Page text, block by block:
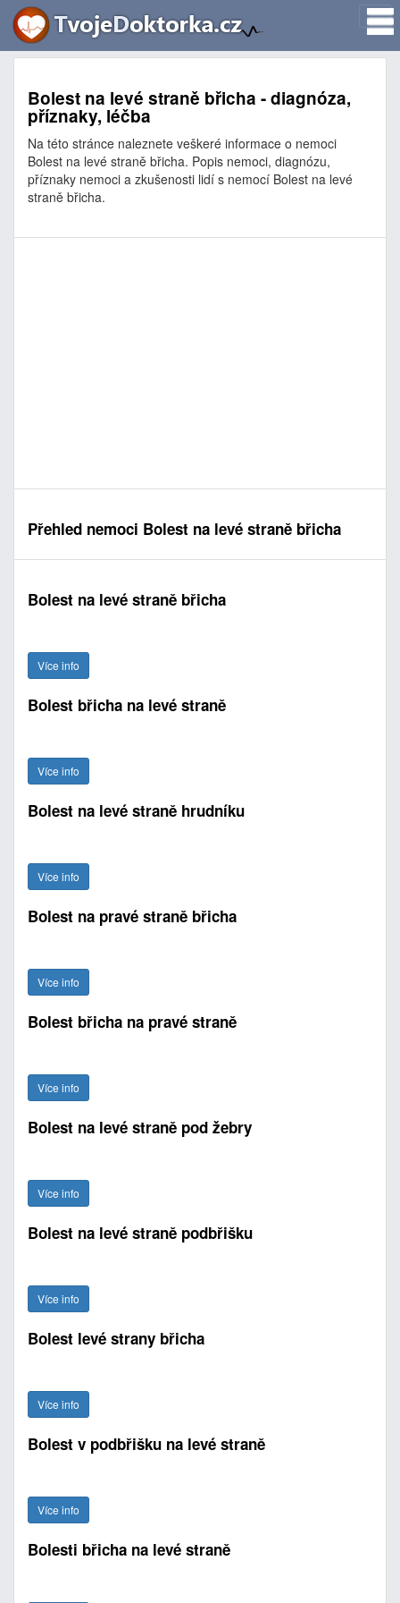
Bolest na levé straně břicha - diagnóza,
příznaky, léčba
Na této stránce naleznete veškeré informace o nemoci
Bolest na levé straně břicha. Popis nemoci, diagnózu,
příznaky nemoci a zkušenosti lidí s nemocí Bolest na levé
straně břicha.
Přehled nemoci Bolest na levé straně břicha
Bolest na levé straně břicha
Více info
Bolest břicha na levé straně
Více info
Bolest na levé straně hrudníku
Více info
Bolest na pravé straně břicha
Více info
Bolest břicha na pravé straně
Více info
Bolest na levé straně pod žebry
Více info
Bolest na levé straně podbřišku
Více info
Bolest levé strany břicha
Více info
Bolest v podbřišku na levé straně
Více info
Bolesti břicha na levé straně